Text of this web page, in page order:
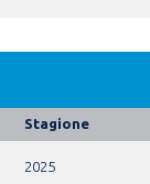
Stagione
2025